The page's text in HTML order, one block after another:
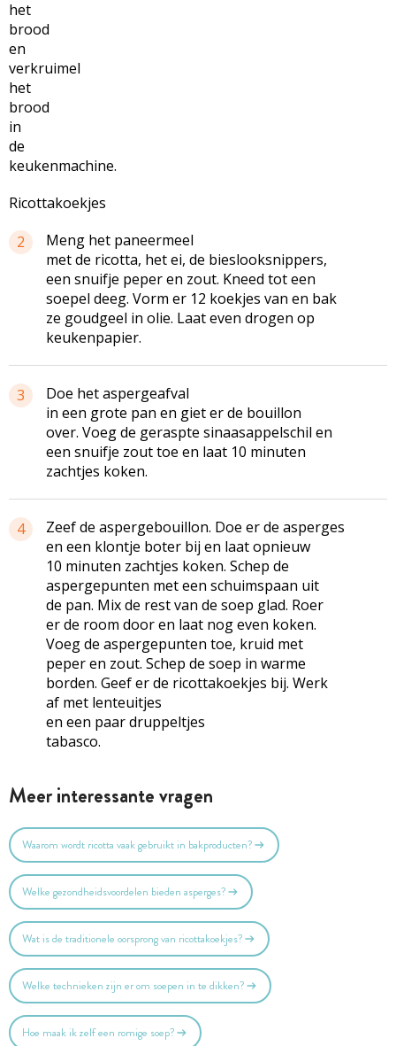
het
brood
en
verkruimel
het
brood
in
de
keukenmachine.
Ricottakoekjes
2
Meng het paneermeel
met de ricotta, het ei, de bieslooksnippers,
een snuifje peper en zout. Kneed tot een
soepel deeg. Vorm er 12 koekjes van en bak
ze goudgeel in olie. Laat even drogen op
keukenpapier.
3
Doe het aspergeafval
in een grote pan en giet er de bouillon
over. Voeg de geraspte sinaasappelschil en
een snuifje zout toe en laat 10 minuten
zachtjes koken.
4
Zeef de aspergebouillon. Doe er de asperges
en een klontje boter bij en laat opnieuw
10 minuten zachtjes koken. Schep de
aspergepunten met een schuimspaan uit
de pan. Mix de rest van de soep glad. Roer
er de room door en laat nog even koken.
Voeg de aspergepunten toe, kruid met
peper en zout. Schep de soep in warme
borden. Geef er de ricottakoekjes bij. Werk
af met lenteuitjes
en een paar druppeltjes
tabasco.
Meer interessante vragen
Waarom wordt ricotta vaak gebruikt in bakproducten?
Welke gezondheidsvoordelen bieden asperges?
Wat is de traditionele oorsprong van ricottakoekjes?
Welke technieken zijn er om soepen in te dikken?
Hoe maak ik zelf een romige soep?